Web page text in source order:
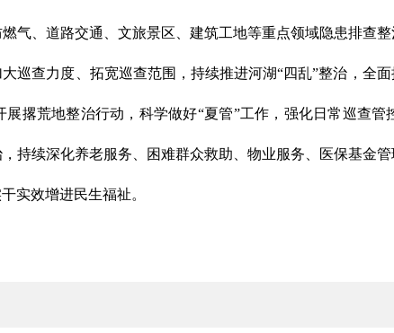
气、道路交通、文旅景区、建筑工地等重点领域隐患排查
巡查力度、拓宽巡查范围，持续推进河湖“四乱”整治，全
撂荒地整治行动，科学做好“夏管”工作，强化日常巡查
持续深化养老服务、困难群众救助、物业服务、医保基金
实效增进民生福祉。